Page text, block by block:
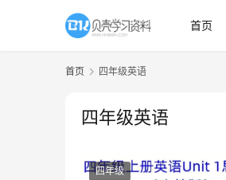
首页
首页 四年级英语
四年级英语
四年级